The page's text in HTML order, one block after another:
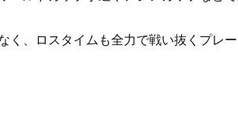
く、ロスタイムも全力で戦い抜くプレ